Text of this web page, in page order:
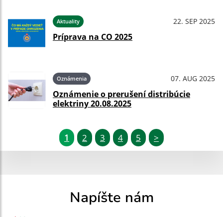
Aktuality 22. SEP 2025
Príprava na CO 2025
Oznámenia 07. AUG 2025
Oznámenie o prerušení distribúcie
elektriny 20.08.2025
1 2 3 4 5 >
Napíšte nám